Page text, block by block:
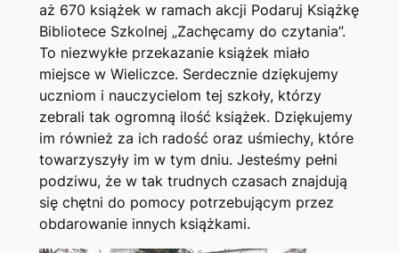
aż 670 książek w ramach akcji Podaruj Książkę
Bibliotece Szkolnej „Zachęcamy do czytania”.
To niezwykłe przekazanie książek miało
miejsce w Wieliczce. Serdecznie dziękujemy
uczniom i nauczycielom tej szkoły, którzy
zebrali tak ogromną ilość książek. Dziękujemy
im również za ich radość oraz uśmiechy, które
towarzyszyły im w tym dniu. Jesteśmy pełni
podziwu, że w tak trudnych czasach znajdują
się chętni do pomocy potrzebującym przez
obdarowanie innych książkami.